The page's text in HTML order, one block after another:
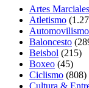
Artes Marciales
Atletismo
Automovilismo
Baloncesto
Beisbol (215)
Boxeo (45)
Ciclismo (808)